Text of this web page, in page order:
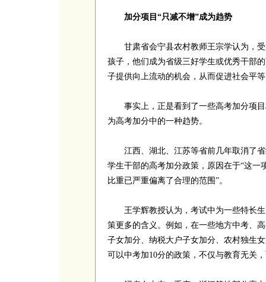
加分项目“只减不增”成为趋势
甘肃省会宁县农村教师王宗学认为，受
孩子，他们成为省级三好学生或优秀干部
子提供向上流动的机会，从而促进社会平
事实上，正是看到了一些高考加分项目
为高考加分中的一种趋势。
江西、湖北、江苏等省前几年取消了省
学生干部的高考加分政策，原因在于“这
比重已严重偏离了合理的范围”。
王学辉教授认为，考试中为一些特长生
策更多的含义。例如，在一些地方中考、
子女加分、纳税大户子女加分、农村独生
可以中考加10分的政策，不仅与教育无关